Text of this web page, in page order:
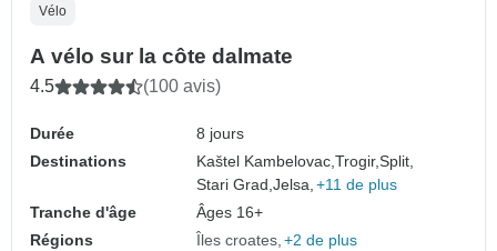
Vélo
A vélo sur la côte dalmate
4.5 (100 avis)
Durée
8 jours
Destinations
Kaštel Kambelovac,Trogir,Split,
Stari Grad,Jelsa, +11 de plus
Tranche d'âge
Âges 16+
Régions
Îles croates +2 de plus